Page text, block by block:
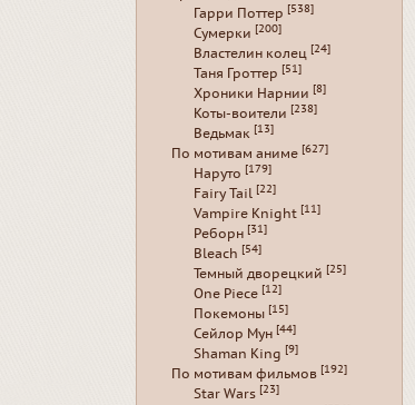
Гарри Поттер [538]
Сумерки [200]
Властелин колец [24]
Таня Гроттер [51]
Хроники Нарнии [8]
Коты-воители [238]
Ведьмак [13]
По мотивам аниме [627]
Наруто [179]
Fairy Tail [22]
Vampire Knight [11]
Реборн [31]
Bleach [54]
Темный дворецкий [25]
One Piece [12]
Покемоны [15]
Сейлор Мун [44]
Shaman King [9]
По мотивам фильмов [192]
Star Wars [23]